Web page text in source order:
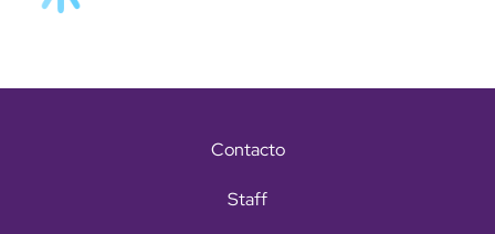
Contacto
Staff